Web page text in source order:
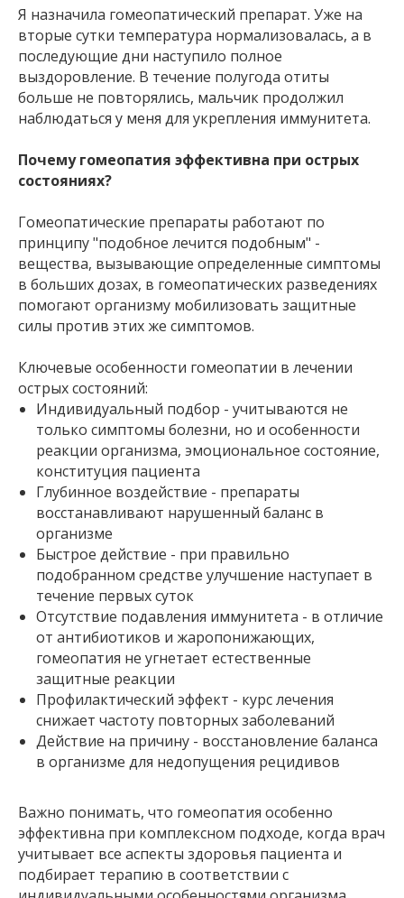
Я назначила гомеопатический препарат. Уже на
вторые сутки температура нормализовалась, а в
последующие дни наступило полное
выздоровление. В течение полугода отиты
больше не повторялись, мальчик продолжил
наблюдаться у меня для укрепления иммунитета.
Почему гомеопатия эффективна при острых
состояниях?
Гомеопатические препараты работают по
принципу "подобное лечится подобным" -
вещества, вызывающие определенные симптомы
в больших дозах, в гомеопатических разведениях
помогают организму мобилизовать защитные
силы против этих же симптомов.
Ключевые особенности гомеопатии в лечении
острых состояний:
Индивидуальный подбор - учитываются не
только симптомы болезни, но и особенности
реакции организма, эмоциональное состояние,
конституция пациента
Глубинное воздействие - препараты
восстанавливают нарушенный баланс в
организме
Быстрое действие - при правильно
подобранном средстве улучшение наступает в
течение первых суток
Отсутствие подавления иммунитета - в отличие
от антибиотиков и жаропонижающих,
гомеопатия не угнетает естественные
защитные реакции
Профилактический эффект - курс лечения
снижает частоту повторных заболеваний
Действие на причину - восстановление баланса
в организме для недопущения рецидивов
Важно понимать, что гомеопатия особенно
эффективна при комплексном подходе, когда врач
учитывает все аспекты здоровья пациента и
подбирает терапию в соответствии с